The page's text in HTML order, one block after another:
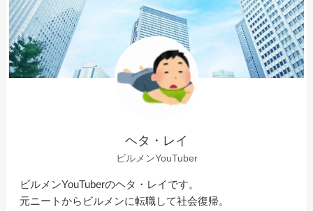
ヘタ・レイ
ビルメンYouTuber
ビルメンYouTuberのヘタ・レイです。
元ニートからビルメンに転職して社会復帰。